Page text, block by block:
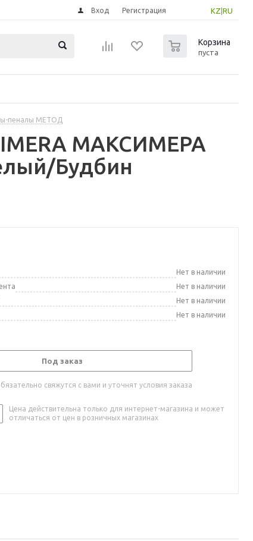
KZ RU
Вход Регистрация
Корзина
пуста
пеналы МЕТОД
МАКСИМЕРА
Будбин
Нет в наличии
Нет в наличии
Нет в наличии
Нет в наличии
Под заказ
свяжутся с вами и уточнят условия заказа
Цена действительна только для интернет-магазина и может
отличаться от цен в розничных магазинах